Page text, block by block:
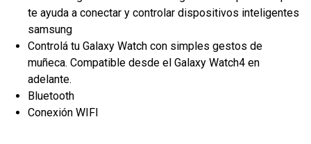
te ayuda a conectar y controlar dispositivos inteligentes
samsung
Controlá tu Galaxy Watch con simples gestos de
muñeca. Compatible desde el Galaxy Watch4 en
adelante.
Bluetooth
Conexión WIFI